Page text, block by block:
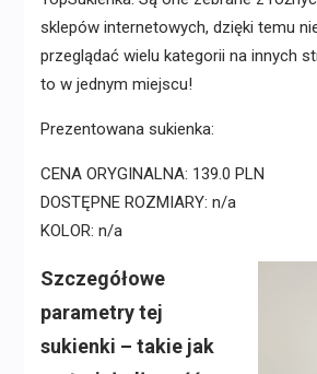
sklepów internetowych, dzięki temu
przeglądać wielu kategorii na innych
to w jednym miejscu!
Prezentowana sukienka:
CENA ORYGINALNA: 139.0 PLN
DOSTĘPNE ROZMIARY: n/a
KOLOR: n/a
Szczegółowe
parametry tej
sukienki – takie jak